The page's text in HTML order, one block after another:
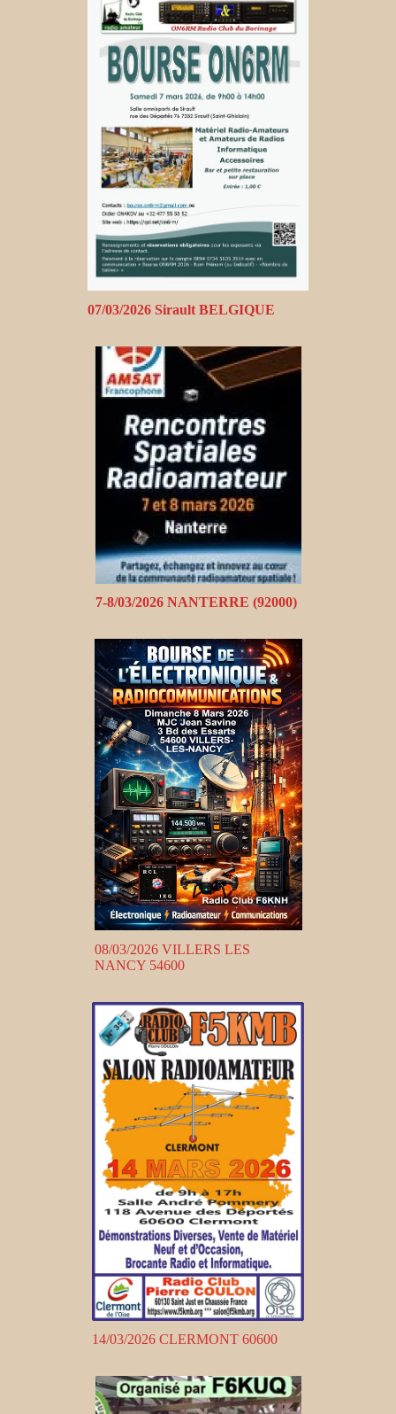
07/03/2026 Sirault BELGIQUE
7-8/03/2026 NANTERRE (92000)
08/03/2026 VILLERS LES
NANCY 54600
14/03/2026 CLERMONT 60600